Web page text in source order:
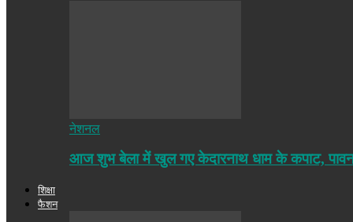
नेशनल
आज शुभ बेला में खुल गए केदारनाथ धाम के कपाट,
शिक्षा
फैशन